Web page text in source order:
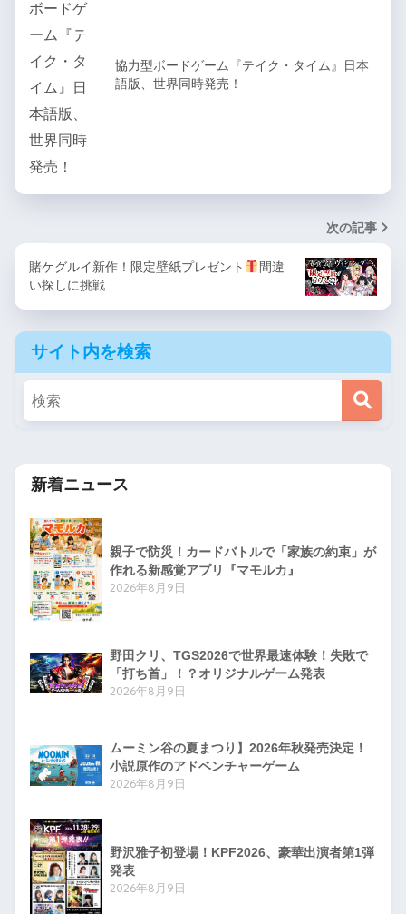
協力型ボードゲーム『テイク・タイム』日本
語版、世界同時発売！
次の記事
賭ケグルイ新作！限定壁紙プレゼント
間違
い探しに挑戦
サイト内を検索
新着ニュース
親子で防災！カードバトルで「家族の約束」が
作れる新感覚アプリ『マモルカ』
2026年8月9日
野田クリ、TGS2026で世界最速体験！失敗で
「打ち首」！？オリジナルゲーム発表
2026年8月9日
ムーミン谷の夏まつり】2026年秋発売決定！
小説原作のアドベンチャーゲーム
2026年8月9日
野沢雅子初登場！KPF2026、豪華出演者第1弾
発表
2026年8月9日